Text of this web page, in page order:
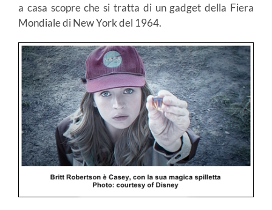
a casa scopre che si tratta di un gadget della Fiera
Mondiale di New York del 1964.